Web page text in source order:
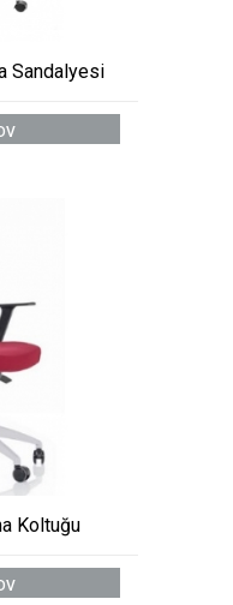
Sandalyesi
Koltuğu